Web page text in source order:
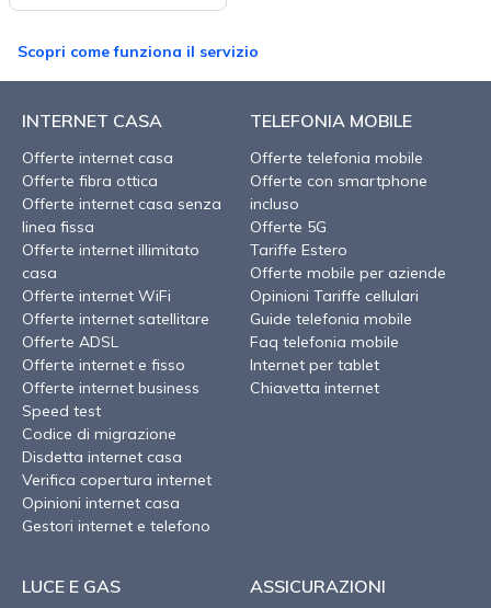
Scopri come funziona il servizio
INTERNET CASA
Offerte internet casa
Offerte fibra ottica
Offerte internet casa senza
linea fissa
Offerte internet illimitato
casa
Offerte internet WiFi
Offerte internet satellitare
Offerte ADSL
Offerte internet e fisso
Offerte internet business
Speed test
Codice di migrazione
Disdetta internet casa
Verifica copertura internet
Opinioni internet casa
Gestori internet e telefono
TELEFONIA MOBILE
Offerte telefonia mobile
Offerte con smartphone
incluso
Offerte 5G
Tariffe Estero
Offerte mobile per aziende
Opinioni Tariffe cellulari
Guide telefonia mobile
Faq telefonia mobile
Internet per tablet
Chiavetta internet
LUCE E GAS ASSICURAZIONI